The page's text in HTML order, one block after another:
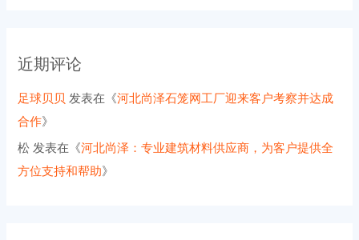
近期评论
足球贝贝 发表在《河北尚泽石笼网工厂迎来客户考察并达成
合作》
松 发表在《河北尚泽：专业建筑材料供应商，为客户提供全
方位支持和帮助》